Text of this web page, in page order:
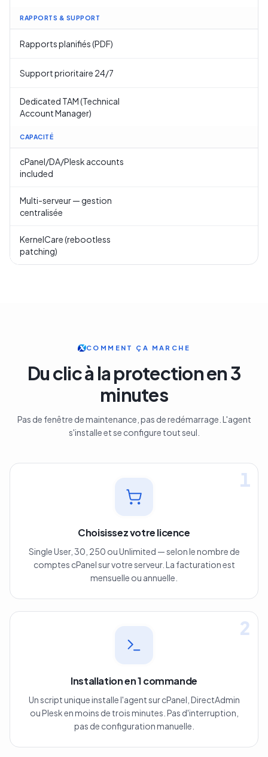
RAPPORTS & SUPPORT
Rapports planifiés (PDF)
Support prioritaire 24/7
Dedicated TAM (Technical
Account Manager)
CAPACITÉ
cPanel/DA/Plesk accounts
included
Multi-serveur — gestion
centralisée
KernelCare (rebootless
patching)
COMMENT ÇA MARCHE
Du clic à la protection en 3
minutes
Pas de fenêtre de maintenance, pas de redémarrage. L'agent
s'installe et se configure tout seul.
1
Choisissez votre licence
Single User, 30, 250 ou Unlimited — selon le nombre de
comptes cPanel sur votre serveur. La facturation est
mensuelle ou annuelle.
2
Installation en 1 commande
Un script unique installe l'agent sur cPanel, DirectAdmin
ou Plesk en moins de trois minutes. Pas d'interruption,
pas de configuration manuelle.